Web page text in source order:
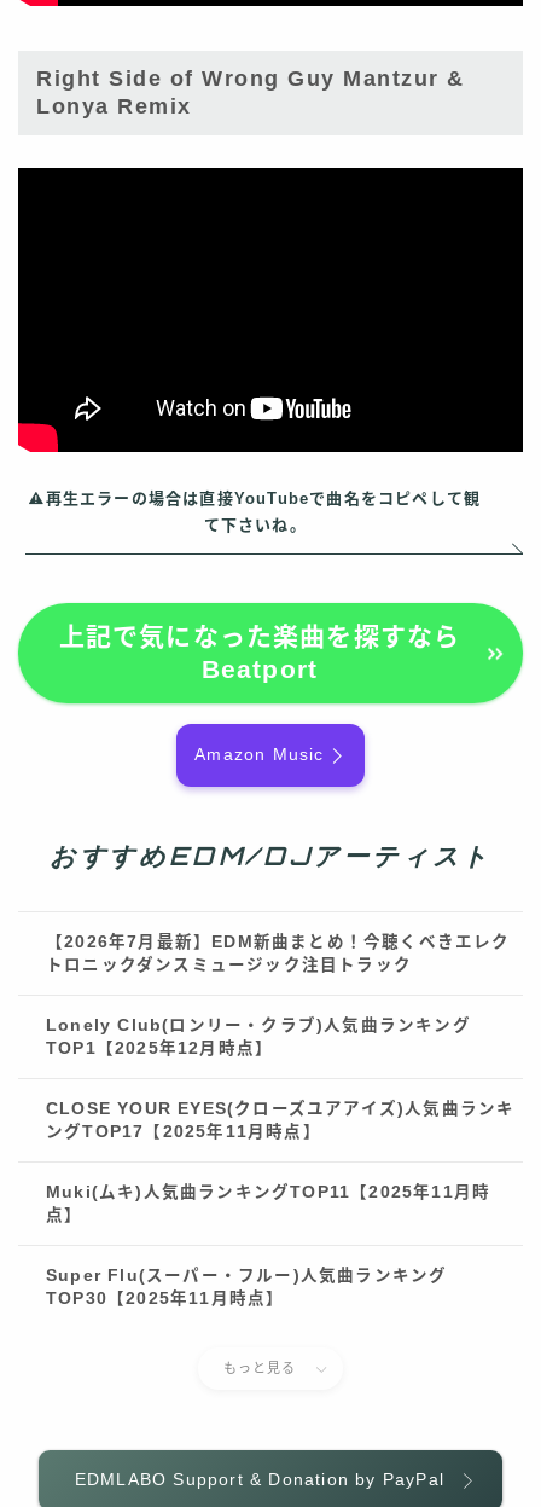
Right Side of Wrong Guy Mantzur &
Lonya Remix
再生エラーの場合は直接YouTubeで曲名をコピペして観
て下さいね。
上記で気になった楽曲を探すなら
Beatport
Amazon Music
おすすめEDM/DJアーティスト
【2026年7月最新】EDM新曲まとめ！今聴くべきエレク
トロニックダンスミュージック注目トラック
Lonely Club(ロンリー・クラブ)人気曲ランキング
TOP1【2025年12月時点】
CLOSE YOUR EYES(クローズユアアイズ)人気曲ランキ
ングTOP17【2025年11月時点】
Muki(ムキ)人気曲ランキングTOP11【2025年11月時
点】
Super Flu(スーパー・フルー)人気曲ランキング
TOP30【2025年11月時点】
もっと見る
EDMLABO Support & Donation by PayPal